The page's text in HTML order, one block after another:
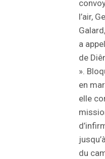
l’air,
a
de
».
en
elle
du